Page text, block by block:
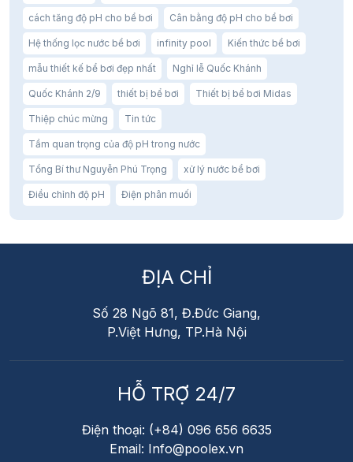
cách tăng độ pH cho bể bơi Cân bằng độ pH cho bể bơi
Hệ thống lọc nước bể bơi infinity pool Kiến thức bể bơi
mẫu thiết kế bể bơi đẹp nhất Nghỉ lễ Quốc Khánh
Quốc Khánh 2/9 thiết bị bể bơi Thiết bị bể bơi Midas
Thiệp chúc mừng Tin tức
Tầm quan trọng của độ pH trong nước
Tổng Bí thư Nguyễn Phú Trọng xử lý nước bể bơi
Điều chỉnh độ pH Điện phân muối
ĐỊA CHỈ
Số 28 Ngõ 81, Đ.Đức Giang,
P.Việt Hưng, TP.Hà Nội
HỖ TRỢ 24/7
Điện thoại: (+84) 096 656 6635
Email: Info@poolex.vn